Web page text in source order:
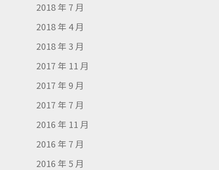
2018 年 7 月
2018 年 4 月
2018 年 3 月
2017 年 11 月
2017 年 9 月
2017 年 7 月
2016 年 11 月
2016 年 7 月
2016 年 5 月